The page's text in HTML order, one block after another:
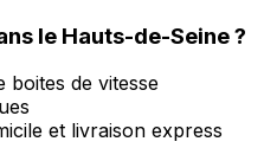
le Hauts-de-Seine?
boites de vitesse
et livraison express